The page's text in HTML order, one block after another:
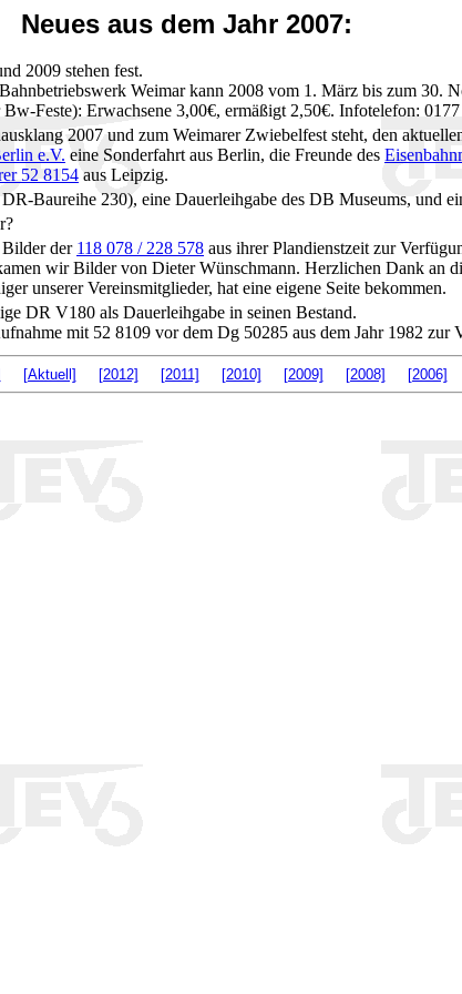
Neues aus dem Jahr 2007:
2009 stehen fest.
Weimar kann 2008 vom 1. März bis zum 30.
Feste): Erwachsene 3,00€, ermäßigt 2,50€. Infotelefon:
2007 und zum Weimarer Zwiebelfest steht, den
e.V. eine Sonderfahrt aus Berlin, die Freunde des
52 8154 aus Leipzig.
Baureihe 230), eine Dauerleihgabe des DB Museums, und
Bilder der 118 078 / 228 578 aus ihrer Plandienstzeit zur
wir Bilder von Dieter Wünschmann. Herzlichen Dank an
unserer Vereinsmitglieder, hat eine eigene Seite bekommen.
DR V180 als Dauerleihgabe in seinen Bestand.
mit 52 8109 vor dem Dg 50285 aus dem Jahr 1982 zur
[Aktuell] [2012] [2011] [2010] [2009] [2008] [2006]